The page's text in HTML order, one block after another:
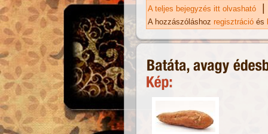
A teljes bejegyzés itt olvasható
|
A hozzászóláshoz regisztráció és